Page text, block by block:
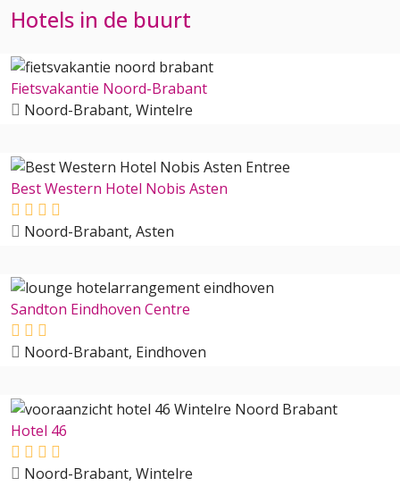
Hotels in de buurt
Fietsvakantie Noord-Brabant
Noord-Brabant, Wintelre
Best Western Hotel Nobis Asten
Noord-Brabant, Asten
Sandton Eindhoven Centre
Noord-Brabant, Eindhoven
Hotel 46
Noord-Brabant, Wintelre